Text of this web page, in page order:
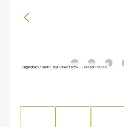
Originalbilder siehe Datenblatt bzw. Herstellerseite